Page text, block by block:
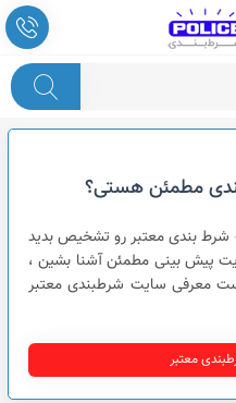
مطمئن هستی؟
شرط بندی معتبر رو تشخیص بدید
پیش بینی مطمئن آشنا بشین ،
معرفی سایت شرطبندی معتبر
معتبر